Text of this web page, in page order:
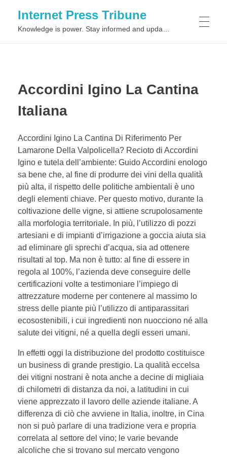
Internet Press Tribune
Accordini Igino La Cantina
Italiana
Accordini Igino La Cantina Di Riferimento Per
Lamarone Della Valpolicella? Recioto di Accordini
Igino e tutela dell’ambiente: Guido Accordini enologo
sa bene che, al fine di produrre dei vini della qualità
più alta, il rispetto delle politiche ambientali è uno
degli elementi chiave. Per questo motivo, durante la
coltivazione delle vigne, si attiene scrupolosamente
alla morfologia territoriale. In più, l’utilizzo di pozzi
artesiani e di impianti d’irrigazione a goccia aiuta sia
ad eliminare gli sprechi d’acqua, sia ad ottenere
risultati al top. Ma non è tutto: al fine di essere in
regola al 100%, l’azienda deve conseguire delle
certificazioni volte a testimoniare l’impiego di
attrezzature moderne per contenere al massimo lo
stress delle piante più l’utilizzo di antiparassitari
ecosostenibili, i cui ingredienti non nuocciono né alla
salute dei vitigni, né a quella degli esseri umani.
In effetti oggi la distribuzione del prodotto costituisce
un business di grande prestigio. La qualità eccelsa
dei vitigni nostrani è nota anche a decine di migliaia
di chilometri di distanza da noi, a latitudini in cui
viene apprezzato il lavoro delle aziende italiane. A
differenza di ciò che avviene in Italia, inoltre, in Cina
non si può parlare di una tradizione vera e propria
correlata al settore del vino; le varie bevande
alcoliche che si trovano sul mercato vengono